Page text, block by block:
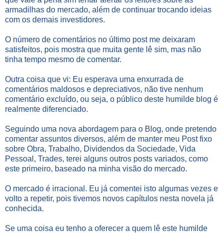
armadilhas do mercado, além de continuar trocando ideias
com os demais investidores.
O número de comentários no último post me deixaram
satisfeitos, pois mostra que muita gente lê sim, mas não
tinha tempo mesmo de comentar.
Outra coisa que vi: Eu esperava uma enxurrada de
comentários maldosos e depreciativos, não tive nenhum
comentário excluído, ou seja, o público deste humilde blog é
realmente diferenciado.
Seguindo uma nova abordagem para o Blog, onde pretendo
comentar assuntos diversos, além de manter meu Post fixo
sobre Obra, Trabalho, Dividendos da Sociedade, Vida
Pessoal, Trades, terei alguns outros posts variados, como
este primeiro, baseado na minha visão do mercado.
O mercado é irracional. Eu já comentei isto algumas vezes e
volto a repetir, pois tivemos novos capítulos nesta novela já
conhecida.
Se uma coisa eu tenho a oferecer a quem lê este humilde